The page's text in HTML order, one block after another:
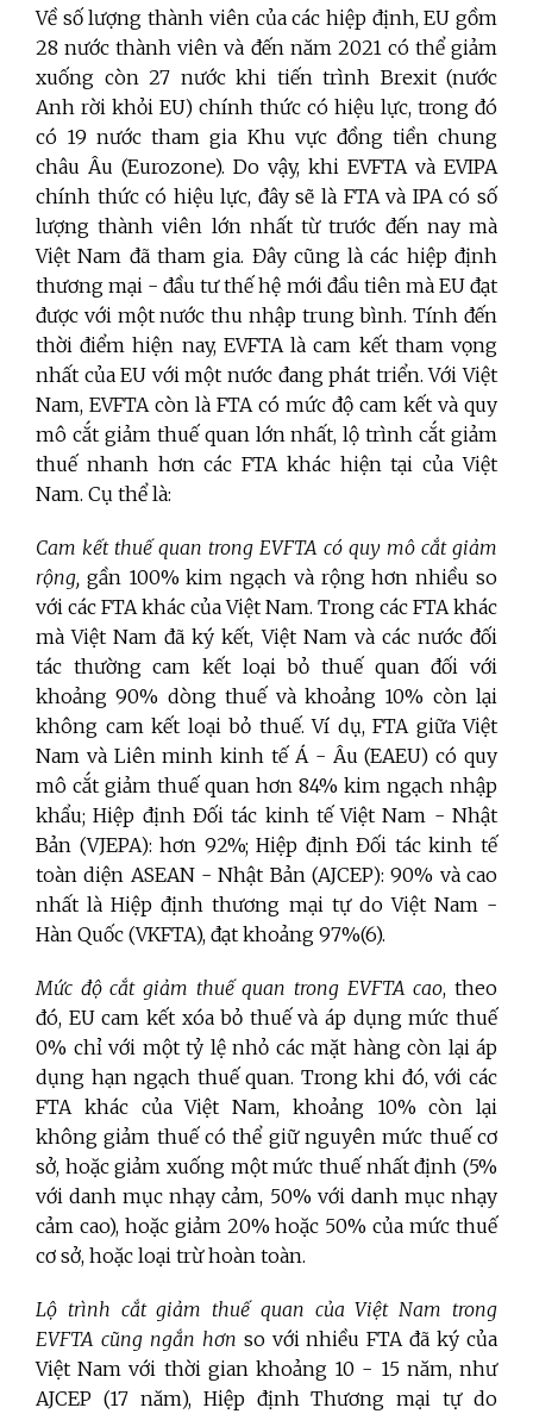
Về số lượng thành viên của các hiệp định, EU gồm
28 nước thành viên và đến năm 2021 có thể giảm
xuống còn 27 nước khi tiến trình Brexit (nước
Anh rời khỏi EU) chính thức có hiệu lực, trong đó
có 19 nước tham gia Khu vực đồng tiền chung
châu Âu (Eurozone). Do vậy, khi EVFTA và EVIPA
chính thức có hiệu lực, đây sẽ là FTA và IPA có số
lượng thành viên lớn nhất từ trước đến nay mà
Việt Nam đã tham gia. Đây cũng là các hiệp định
thương mại - đầu tư thế hệ mới đầu tiên mà EU đạt
được với một nước thu nhập trung bình. Tính đến
thời điểm hiện nay, EVFTA là cam kết tham vọng
nhất của EU với một nước đang phát triển. Với Việt
Nam, EVFTA còn là FTA có mức độ cam kết và quy
mô cắt giảm thuế quan lớn nhất, lộ trình cắt giảm
thuế nhanh hơn các FTA khác hiện tại của Việt
Nam. Cụ thể là:
Cam kết thuế quan trong EVFTA có quy mô cắt giảm
rộng, gần 100% kim ngạch và rộng hơn nhiều so
với các FTA khác của Việt Nam. Trong các FTA khác
mà Việt Nam đã ký kết, Việt Nam và các nước đối
tác thường cam kết loại bỏ thuế quan đối với
khoảng 90% dòng thuế và khoảng 10% còn lại
không cam kết loại bỏ thuế. Ví dụ, FTA giữa Việt
Nam và Liên minh kinh tế Á - Âu (EAEU) có quy
mô cắt giảm thuế quan hơn 84% kim ngạch nhập
khẩu; Hiệp định Đối tác kinh tế Việt Nam - Nhật
Bản (VJEPA): hơn 92%; Hiệp định Đối tác kinh tế
toàn diện ASEAN - Nhật Bản (AJCEP): 90% và cao
nhất là Hiệp định thương mại tự do Việt Nam -
Hàn Quốc (VKFTA), đạt khoảng 97%(6).
Mức độ cắt giảm thuế quan trong EVFTA cao, theo
đó, EU cam kết xóa bỏ thuế và áp dụng mức thuế
0% chỉ với một tỷ lệ nhỏ các mặt hàng còn lại áp
dụng hạn ngạch thuế quan. Trong khi đó, với các
FTA khác của Việt Nam, khoảng 10% còn lại
không giảm thuế có thể giữ nguyên mức thuế cơ
sở, hoặc giảm xuống một mức thuế nhất định (5%
với danh mục nhạy cảm, 50% với danh mục nhạy
cảm cao), hoặc giảm 20% hoặc 50% của mức thuế
cơ sở, hoặc loại trừ hoàn toàn.
Lộ trình cắt giảm thuế quan của Việt Nam trong
EVFTA cũng ngắn hơn so với nhiều FTA đã ký của
Việt Nam với thời gian khoảng 10 - 15 năm, như
AJCEP (17 năm), Hiệp định Thương mại tự do